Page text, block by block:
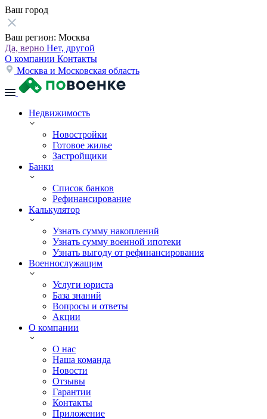
Ваш город
Ваш регион: Москва
Да, верно Нет, другой
О компании Контакты
Москва и Московская область
Недвижимость
Новостройки
Готовое жилье
Застройщики
Банки
Список банков
Рефинансирование
Калькулятор
Узнать сумму накоплений
Узнать сумму военной ипотеки
Узнать выгоду от рефинансирования
Военнослужащим
Услуги юриста
База знаний
Вопросы и ответы
Акции
О компании
О нас
Наша команда
Новости
Отзывы
Гарантии
Контакты
Приложение